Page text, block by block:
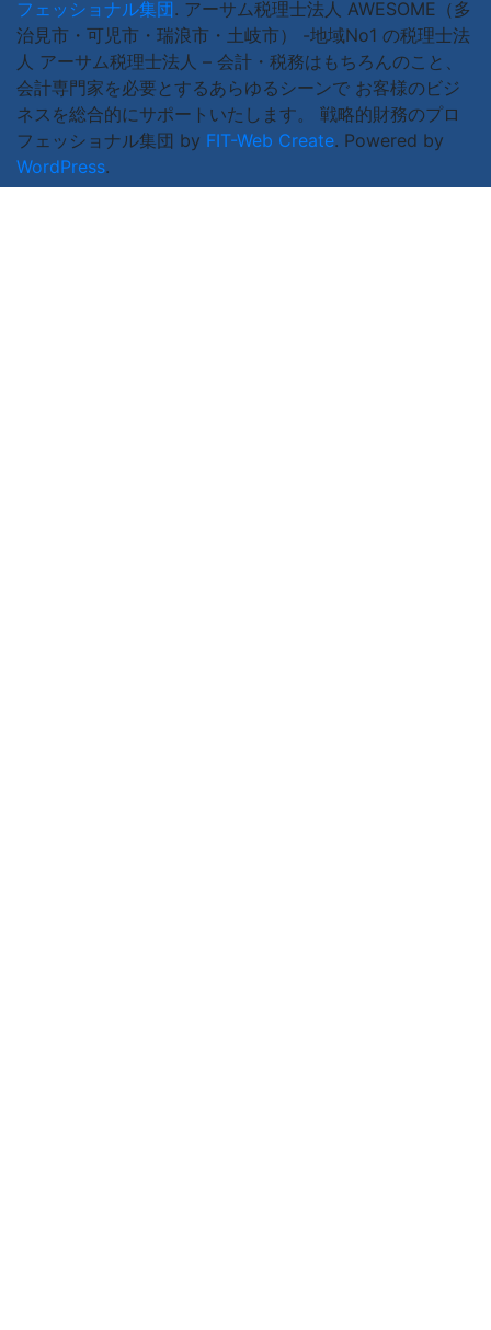
フェッショナル集団. アーサム税理士法人 AWESOME（多
治見市・可児市・瑞浪市・土岐市） -地域No1 の税理士法
人 アーサム税理士法人 – 会計・税務はもちろんのこと、
会計専門家を必要とするあらゆるシーンで お客様のビジ
ネスを総合的にサポートいたします。 戦略的財務のプロ
フェッショナル集団 by FIT-Web Create. Powered by
WordPress.